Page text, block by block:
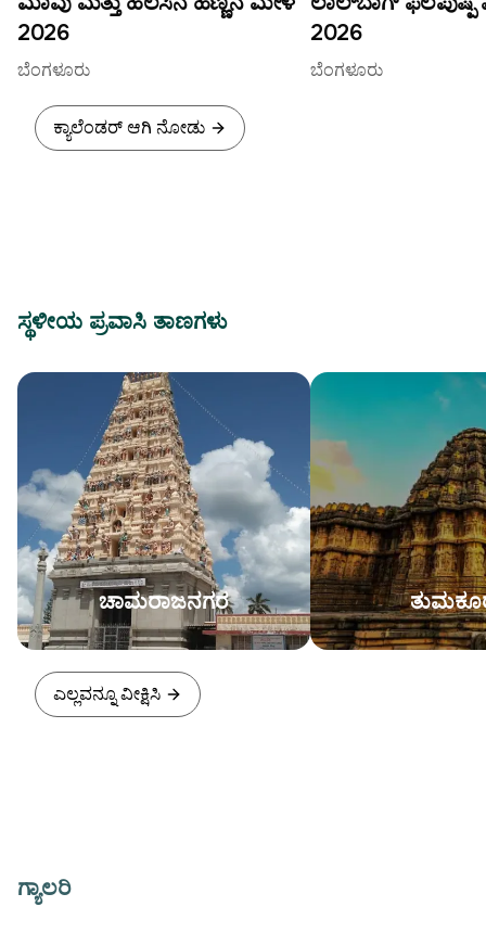
2026
ಬೆಂಗಳೂರು
2026
ಬೆಂಗಳೂರು
ಕ್ಯಾಲೆಂಡರ್ ಆಗಿ ನೋಡು
ಸ್ಥಳೀಯ ಪ್ರವಾಸಿ ತಾಣಗಳು
ಚಾಮರಾಜನಗರ
ಎಲ್ಲವನ್ನೂ ವೀಕ್ಷಿಸಿ
ಗ್ಯಾಲರಿ